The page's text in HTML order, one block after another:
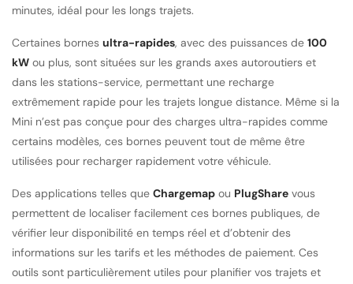
minutes, idéal pour les longs trajets.
Certaines bornes ultra-rapides, avec des puissances de 100
kW ou plus, sont situées sur les grands axes autoroutiers et
dans les stations-service, permettant une recharge
extrêmement rapide pour les trajets longue distance. Même si la
Mini n’est pas conçue pour des charges ultra-rapides comme
certains modèles, ces bornes peuvent tout de même être
utilisées pour recharger rapidement votre véhicule.
Des applications telles que Chargemap ou PlugShare vous
permettent de localiser facilement ces bornes publiques, de
vérifier leur disponibilité en temps réel et d’obtenir des
informations sur les tarifs et les méthodes de paiement. Ces
outils sont particulièrement utiles pour planifier vos trajets et